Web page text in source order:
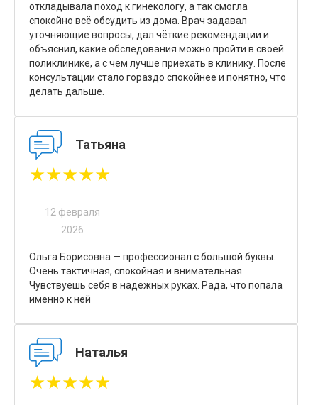
откладывала поход к гинекологу, а так смогла
спокойно всё обсудить из дома. Врач задавал
уточняющие вопросы, дал чёткие рекомендации и
объяснил, какие обследования можно пройти в своей
поликлинике, а с чем лучше приехать в клинику. После
консультации стало гораздо спокойнее и понятно, что
делать дальше.
Татьяна
★★★★★
12 февраля
2026
Ольга Борисовна — профессионал с большой буквы.
Очень тактичная, спокойная и внимательная.
Чувствуешь себя в надежных руках. Рада, что попала
именно к ней
Наталья
★★★★★